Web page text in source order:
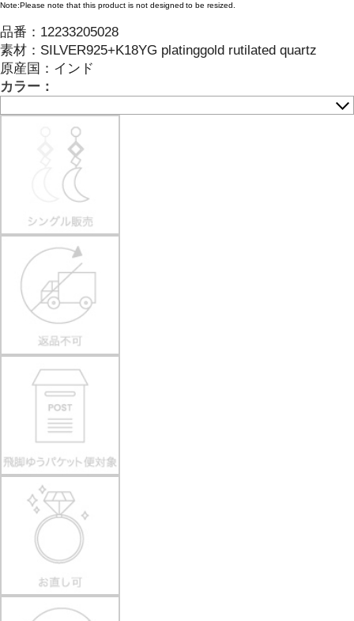
Note:Please note that this product is not designed to be resized.
品番： 12233205028
素材： SILVER925+K18YG platinggold rutilated quartz
原産国： インド
カラー：